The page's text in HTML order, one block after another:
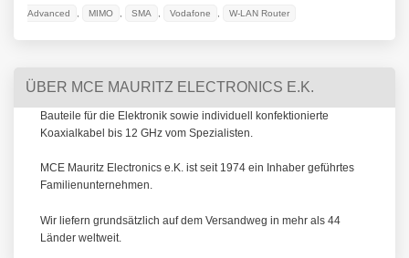
Advanced MIMO SMA Vodafone W-LAN Router
ÜBER MCE MAURITZ ELECTRONICS E.K.
Bauteile für die Elektronik sowie individuell konfektionierte
Koaxialkabel bis 12 GHz vom Spezialisten.
MCE Mauritz Electronics e.K. ist seit 1974 ein Inhaber geführtes
Familienunternehmen.
Wir liefern grundsätzlich auf dem Versandweg in mehr als 44
Länder weltweit.